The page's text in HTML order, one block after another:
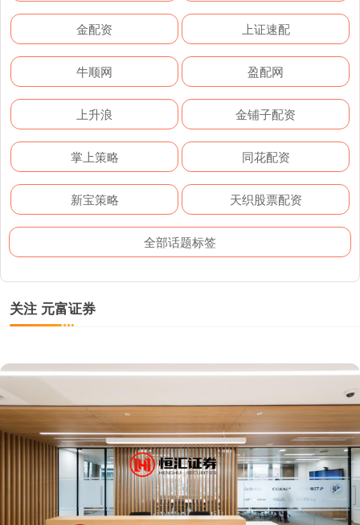
金配资 上证速配
牛顺网 盈配网
上升浪 金铺子配资
掌上策略 同花配资
新宝策略 天织股票配资
全部话题标签
关注 元富证券